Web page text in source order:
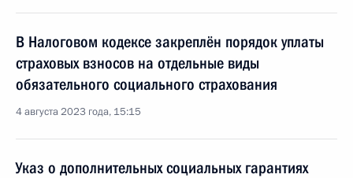
В Налоговом кодексе закреплён порядок уплаты
страховых взносов на отдельные виды
обязательного социального страхования
4 августа 2023 года, 15:15
Указ о дополнительных социальных гарантиях